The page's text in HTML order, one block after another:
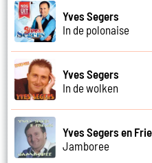
Yves Segers
In de polonaise
Yves Segers
In de wolken
Yves Segers en
Jamboree